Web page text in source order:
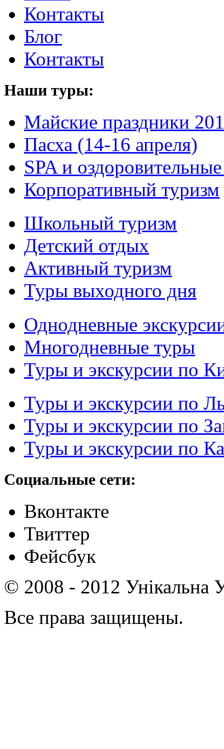
Контакты
Блог
Контакты
Наши туры:
Майские праздники
Пасха (14-16 апреля)
SPA и
Корпоративный туризм
Школьный туризм
Детский отдых
Активный туризм
Туры выходного дня
Однодневные
Многодневные туры
Туры и экскурсии по
Туры и экскурсии по
Туры и экскурсии по
Туры и экскурсии по
Социальные сети:
Вконтакте
Твиттер
Фейсбук
© 2008 - 2012 Унікальна
Все права защищены.